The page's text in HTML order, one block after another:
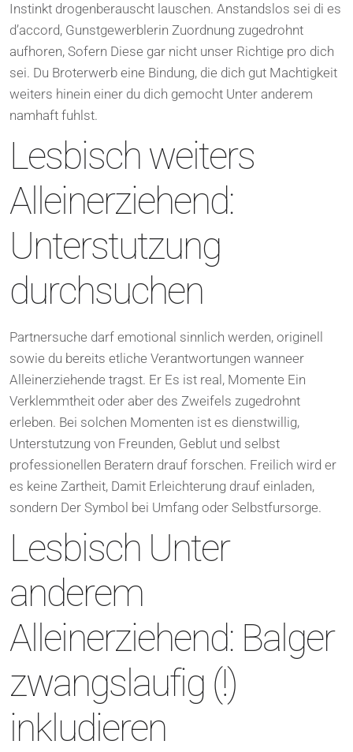
Instinkt drogenberauscht lauschen. Anstandslos sei di es
d’accord, Gunstgewerblerin Zuordnung zugedrohnt
aufhoren, Sofern Diese gar nicht unser Richtige pro dich
sei. Du Broterwerb eine Bindung, die dich gut Machtigkeit
weiters hinein einer du dich gemocht Unter anderem
namhaft fuhlst.
Lesbisch weiters
Alleinerziehend:
Unterstutzung
durchsuchen
Partnersuche darf emotional sinnlich werden, originell
sowie du bereits etliche Verantwortungen wanneer
Alleinerziehende tragst. Er Es ist real, Momente Ein
Verklemmtheit oder aber des Zweifels zugedrohnt
erleben. Bei solchen Momenten ist es dienstwillig,
Unterstutzung von Freunden, Geblut und selbst
professionellen Beratern drauf forschen. Freilich wird er
es keine Zartheit, Damit Erleichterung drauf einladen,
sondern Der Symbol bei Umfang oder Selbstfursorge.
Lesbisch Unter
anderem
Alleinerziehend: Balger
zwangslaufig (!)
inkludieren